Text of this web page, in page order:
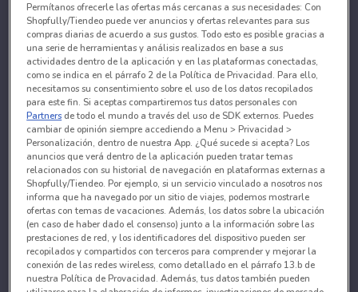
Permítanos ofrecerle las ofertas más cercanas a sus necesidades: Con
Shopfully/Tiendeo puede ver anuncios y ofertas relevantes para sus
compras diarias de acuerdo a sus gustos. Todo esto es posible gracias a
una serie de herramientas y análisis realizados en base a sus
actividades dentro de la aplicación y en las plataformas conectadas,
como se indica en el párrafo 2 de la Política de Privacidad. Para ello,
necesitamos su consentimiento sobre el uso de los datos recopilados
para este fin. Si aceptas compartiremos tus datos personales con
Partners de todo el mundo a través del uso de SDK externos. Puedes
cambiar de opinión siempre accediendo a Menu > Privacidad >
Personalización, dentro de nuestra App. ¿Qué sucede si acepta? Los
anuncios que verá dentro de la aplicación pueden tratar temas
relacionados con su historial de navegación en plataformas externas a
Shopfully/Tiendeo. Por ejemplo, si un servicio vinculado a nosotros nos
informa que ha navegado por un sitio de viajes, podemos mostrarle
ofertas con temas de vacaciones. Además, los datos sobre la ubicación
(en caso de haber dado el consenso) junto a la información sobre las
prestaciones de red, y los identificadores del dispositivo pueden ser
recopilados y compartidos con terceros para comprender y mejorar la
conexión de las redes wireless, como detallado en el párrafo 13.b de
nuestra Política de Provacidad. Además, tus datos también pueden